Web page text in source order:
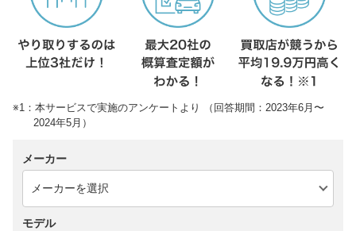
※1：本サービスで実施のアンケートより （回答期間：2023年6月〜
2024年5月）
メーカー
モデル